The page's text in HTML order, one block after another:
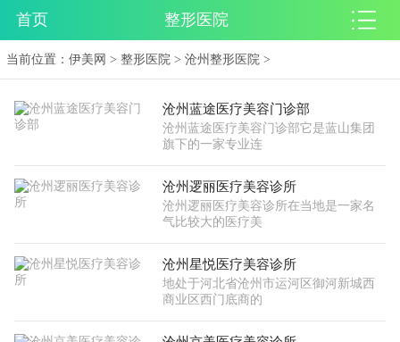
首页 整形医院
当前位置：伊美网 >整形医院 >沧州整形医院 >
沧州蓝途医疗美容门诊部
沧州蓝途医疗美容门诊部它是蓝山集团
旗下的一家专业连
沧州逻丽医疗美容诊所
沧州逻丽医疗美容诊所在当地是一家名
气比较大的医疗美
沧州星悦医疗美容诊所
地处于河北省沧州市运河区御河新城西
商业区西门底商的